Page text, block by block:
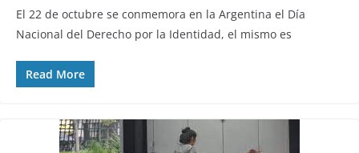
El 22 de octubre se conmemora en la Argentina el Día
Nacional del Derecho por la Identidad, el mismo es
Read More